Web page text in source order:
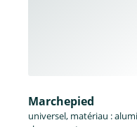
Marchepied
universel, matériau :